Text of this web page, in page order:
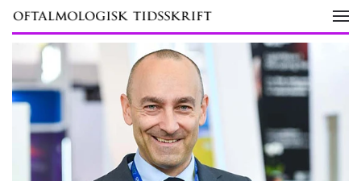
Skip to main content